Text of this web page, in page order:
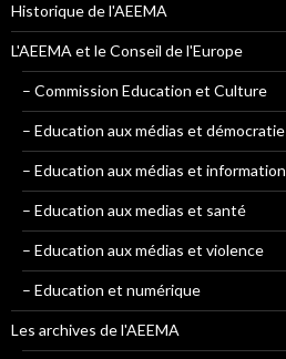
Historique de l'AEEMA
L'AEEMA et le Conseil de l'Europe
– Commission Education et Culture
– Education aux médias et démocratie
– Education aux médias et information
– Education aux medias et santé
– Education aux médias et violence
– Education et numérique
Les archives de l'AEEMA